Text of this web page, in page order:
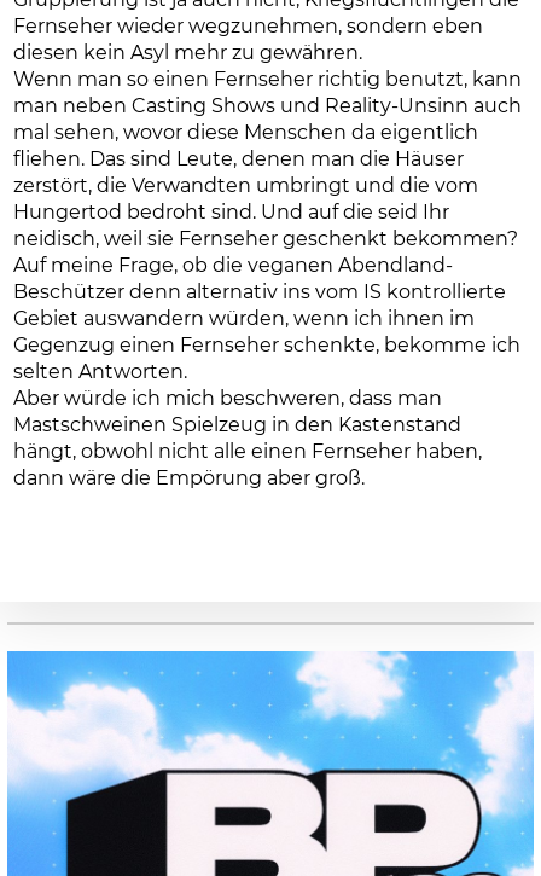
Fernseher wieder wegzunehmen, sondern eben
diesen kein Asyl mehr zu gewähren.
Wenn man so einen Fernseher richtig benutzt, kann
man neben Casting Shows und Reality-Unsinn auch
mal sehen, wovor diese Menschen da eigentlich
fliehen. Das sind Leute, denen man die Häuser
zerstört, die Verwandten umbringt und die vom
Hungertod bedroht sind. Und auf die seid Ihr
neidisch, weil sie Fernseher geschenkt bekommen?
Auf meine Frage, ob die veganen Abendland-
Beschützer denn alternativ ins vom IS kontrollierte
Gebiet auswandern würden, wenn ich ihnen im
Gegenzug einen Fernseher schenkte, bekomme ich
selten Antworten.
Aber würde ich mich beschweren, dass man
Mastschweinen Spielzeug in den Kastenstand
hängt, obwohl nicht alle einen Fernseher haben,
dann wäre die Empörung aber groß.